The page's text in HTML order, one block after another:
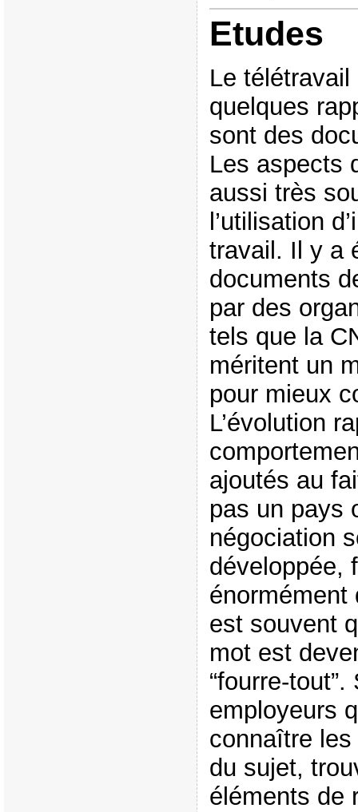
Etudes
Le
quelques
sont des
Les aspects
aussi très
l’utilisation
travail. Il y a
documents
par des
tels que la
méritent un
pour mieux
L’évolution
ajoutés au
pas un pays
négociation
développée,
est souvent
mot est
“fourre-
employeurs
connaître
du sujet,
éléments de